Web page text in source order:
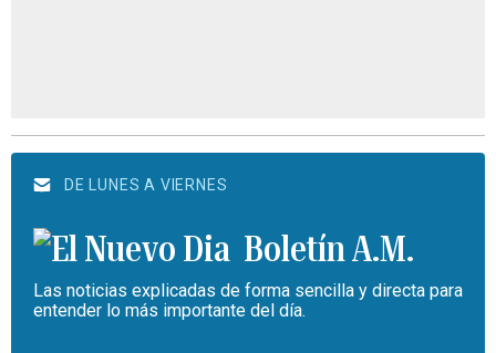
DE LUNES A VIERNES
Boletín A.M.
Las noticias explicadas de forma sencilla y directa para
entender lo más importante del día.